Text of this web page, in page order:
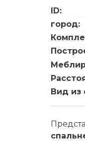
ID:
город:
Вид из